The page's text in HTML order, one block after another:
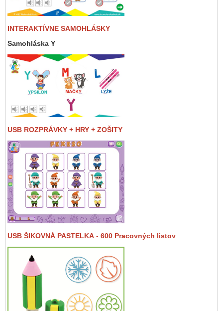
INTERAKTÍVNE SAMOHLÁSKY
Samohláska Y
USB ROZPRÁVKY + HRY + ZOŠITY
USB ŠIKOVNÁ PASTELKA - 600 Pracovných listov